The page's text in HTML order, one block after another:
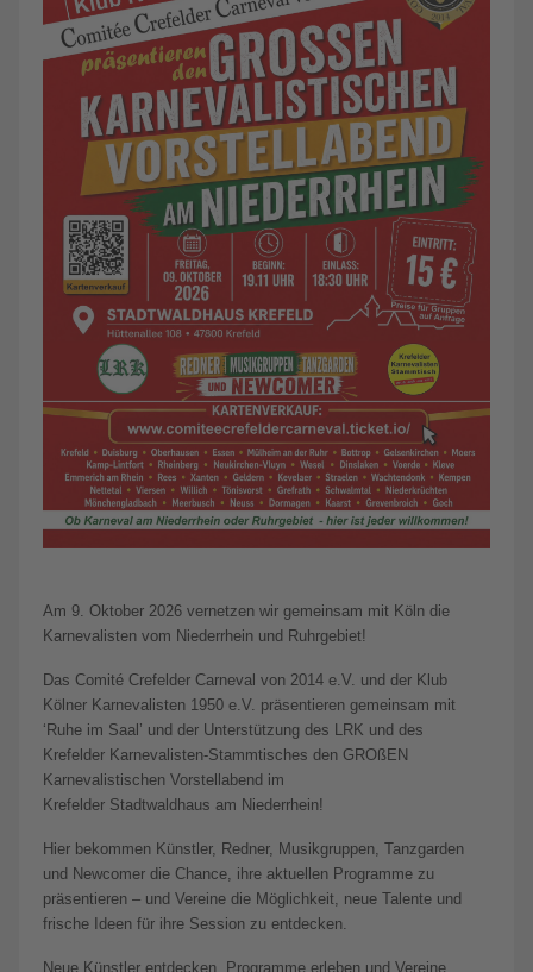
Am 9. Oktober 2026 vernetzen wir gemeinsam mit Köln die
Karnevalisten vom Niederrhein und Ruhrgebiet!
Das Comité Crefelder Carneval von 2014 e.V. und der Klub
Kölner Karnevalisten 1950 e.V. präsentieren gemeinsam mit
‘Ruhe im Saal’ und der Unterstützung des LRK und des
Krefelder Karnevalisten-Stammtisches den GROßEN
Karnevalistischen Vorstellabend im
Krefelder Stadtwaldhaus am Niederrhein!
Hier bekommen Künstler, Redner, Musikgruppen, Tanzgarden
und Newcomer die Chance, ihre aktuellen Programme zu
präsentieren – und Vereine die Möglichkeit, neue Talente und
frische Ideen für ihre Session zu entdecken.
Neue Künstler entdecken, Programme erleben und Vereine